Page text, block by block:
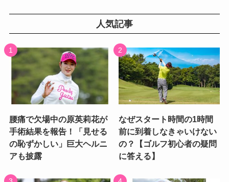
人気記事
腰痛で欠場中の原英莉花が
手術結果を報告！「見せる
の恥ずかしい」巨大ヘルニ
アも披露
なぜスタート時間の1時間
前に到着しなきゃいけない
の？【ゴルフ初心者の疑問
に答える】